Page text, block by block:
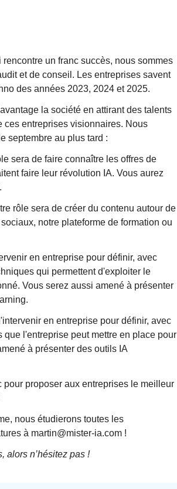
un franc succès, nous sommes
et de conseil. Les entreprises savent
des années 2023, 2024 et 2025.
la société en attirant des talents
ces entreprises visionnaires. Nous
septembre au plus tard :
sera de faire connaître les offres de
faire leur révolution IA. Vous aurez
rôle sera de créer du contenu autour de
notre plateforme de formation ou
en entreprise pour définir, avec
qui permettent d'exploiter le
Vous serez aussi amené à présenter
en entreprise pour définir, avec
l'entreprise peut mettre en place pour
à présenter des outils IA
proposer aux entreprises le meilleur
nous étudierons toutes les
à martin@mister-ia.com !
alors n’hésitez pas !